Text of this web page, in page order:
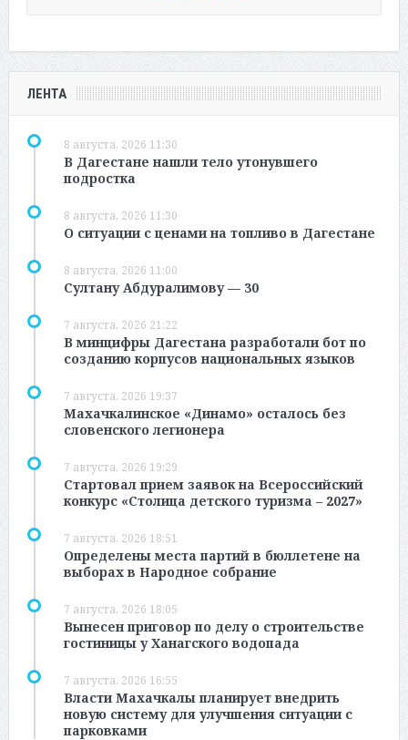
ЛЕНТА
8 августа, 2026 11:30
В Дагестане нашли тело утонувшего
подростка
8 августа, 2026 11:30
О ситуации с ценами на топливо в Дагестане
8 августа, 2026 11:00
Султану Абдуралимову — 30
7 августа, 2026 21:22
В минцифры Дагестана разработали бот по
созданию корпусов национальных языков
7 августа, 2026 19:37
Махачкалинское «Динамо» осталось без
словенского легионера
7 августа, 2026 19:29
Стартовал прием заявок на Всероссийский
конкурс «Столица детского туризма – 2027»
7 августа, 2026 18:51
Определены места партий в бюллетене на
выборах в Народное собрание
7 августа, 2026 18:05
Вынесен приговор по делу о строительстве
гостиницы у Ханагского водопада
7 августа, 2026 16:55
Власти Махачкалы планирует внедрить
новую систему для улучшения ситуации с
парковками